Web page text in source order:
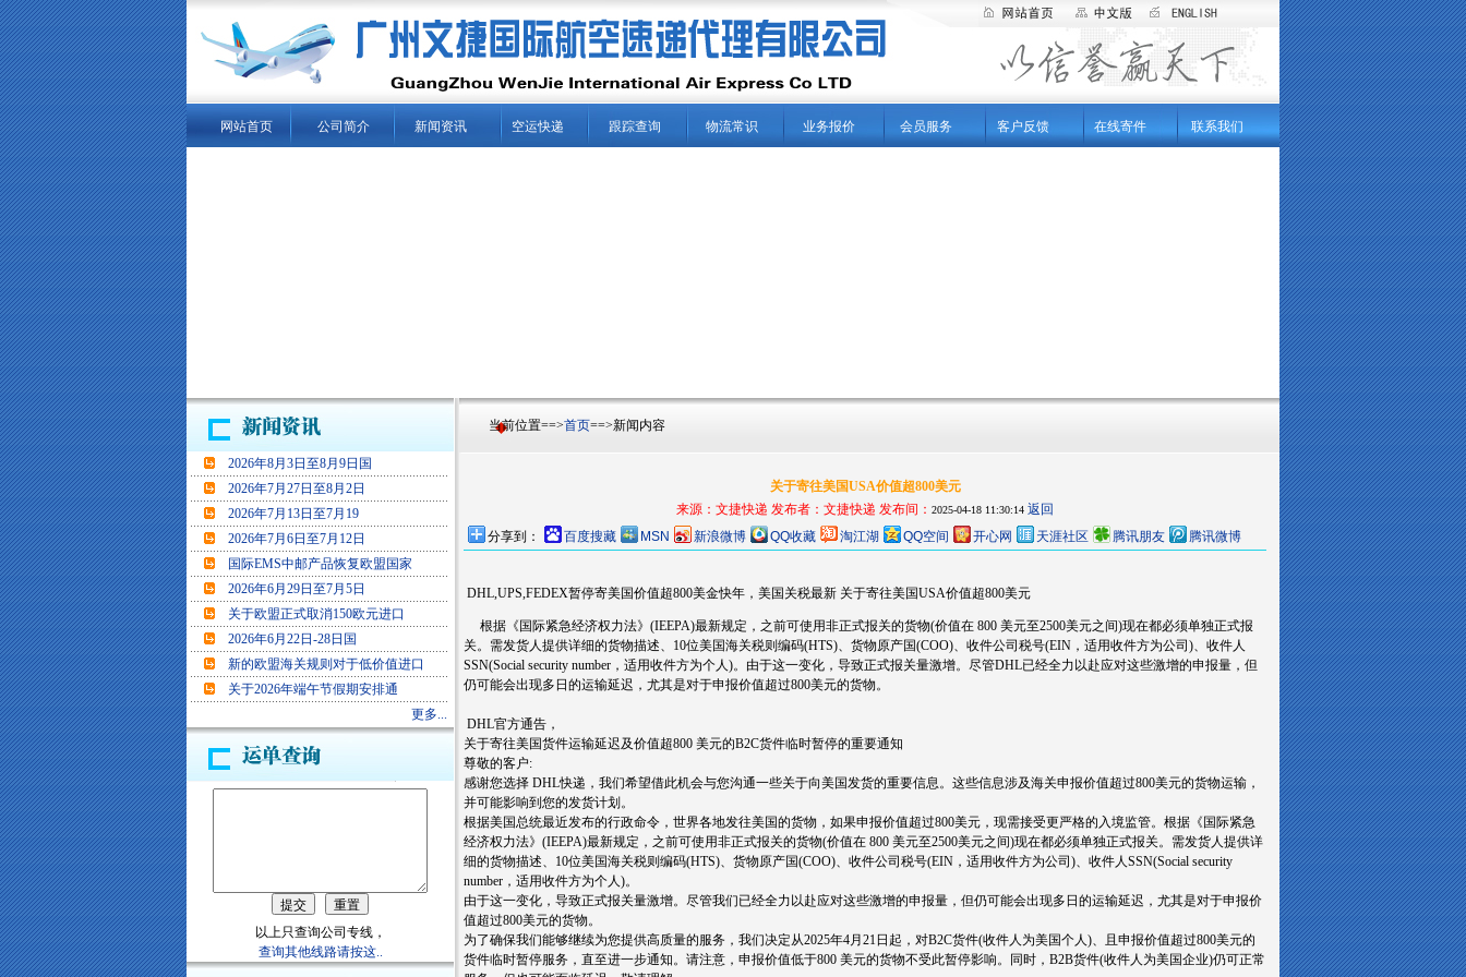
网站首页 公司简介 新闻资讯 空运快递 跟踪查询 物流常识 业务报价 会员服务 客户反馈 在线寄件 联系我们
2026年8月3日至8月9日国
2026年7月27日至8月2日
2026年7月13日至7月19
2026年7月6日至7月12日
国际EMS中邮产品恢复欧盟国家
2026年6月29日至7月5日
关于欧盟正式取消150欧元进口
2026年6月22日-28日国
新的欧盟海关规则对于低价值进口
关于2026年端午节假期安排通
更多...
以上只查询公司专线，
查询其他线路请按这..
当前位置==>首页==>新闻内容
关于寄往美国USA价值超800美元
来源：文捷快递 发布者： 文捷快递 发布间： 2025-04-18 11:30:14 返回
分享到：
百度搜藏 MSN 新浪微博 QQ收藏 淘江湖 QQ空间 开心网 天涯社区 腾讯朋友 腾讯微博
DHL,UPS,FEDEX暂停寄美国价值超800美金快年，美国关税最新 关于寄往美国USA价值超800美元
根据《国际紧急经济权力法》(IEEPA)最新规定，之前可使用非正式报关的货物(价值在 800 美元至2500美元之间)现在都必须单独正式报
关。需发货人提供详细的货物描述、10位美国海关税则编码(HTS)、货物原产国(COO)、收件公司税号(EIN，适用收件方为公司)、收件人
SSN(Social security number，适用收件方为个人)。 由于这一变化，导致正式报关量激增。尽管DHL已经全力以赴应对这些激增的申报量，但
仍可能会出现多日的运输延迟，尤其是对于申报价值超过800美元的货物。
DHL官方通告，
关于寄往美国货件运输延迟及价值超800 美元的B2C货件临时暂停的重要通知
尊敬的客户:
感谢您选择 DHL快递，我们希望借此机会与您沟通一些关于向美国发货的重要信息。这些信息涉及海关申报价值超过800美元的货物运输，
并可能影响到您的发货计划。
根据美国总统最近发布的行政命令，世界各地发往美国的货物，如果申报价值超过800美元，现需接受更严格的入境监管。根据《国际紧急
经济权力法》(IEEPA)最新规定，之前可使用非正式报关的货物(价值在 800 美元至2500美元之间)现在都必须单独正式报关。需发货人提供详
细的货物描述、10位美国海关税则编码(HTS)、货物原产国(COO)、收件公司税号(EIN，适用收件方为公司)、收件人SSN(Social security
number，适用收件方为个人)。
由于这一变化，导致正式报关量激增。尽管我们已经全力以赴应对这些激增的申报量，但仍可能会出现多日的运输延迟，尤其是对于申报价
值超过800美元的货物。
为了确保我们能够继续为您提供高质量的服务，我们决定从2025年4月21日起，对B2C货件(收件人为美国个人)、且申报价值超过800美元的
货件临时暂停服务，直至进一步通知。请注意，申报价值低于800 美元的货物不受此暂停影响。同时，B2B货件(收件人为美国企业)仍可正常